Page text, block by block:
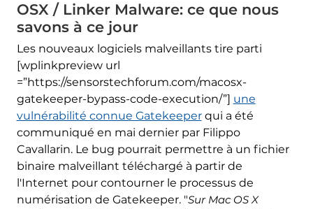
OSX / Linker Malware: ce que nous
savons à ce jour
Les nouveaux logiciels malveillants tire parti
[wplinkpreview url
=”https://sensorstechforum.com/macosx-
gatekeeper-bypass-code-execution/”] une
vulnérabilité connue Gatekeeperqui a été
communiqué en mai dernier par Filippo
Cavallarin. Le bug pourrait permettre à un fichier
binaire malveillant téléchargé à partir de
l'Internet pour contourner le processus de
numérisation de Gatekeeper. "Sur Mac OS X